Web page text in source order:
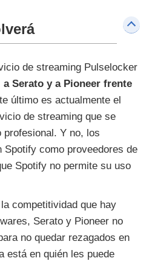
de streaming Pulselocker
a Serato y a Pioneer frente
último es actualmente el
de streaming que se
profesional. Y no, los
Spotify como proveedores de
Spotify no permite su uso
competitividad que hay
Serato y Pioneer no
no quedar rezagados en
está en quién les puede